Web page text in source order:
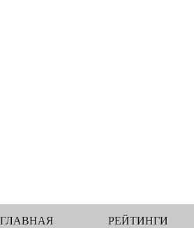
ГЛАВНАЯ
РЕЙТИНГИ